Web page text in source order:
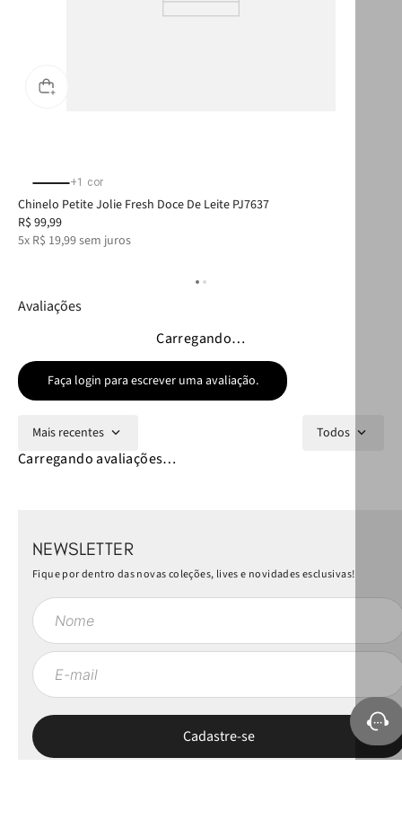
+1 cor
Chinelo Petite Jolie Fresh Doce De Leite PJ7637
R$ 99,99
5x R$ 19,99sem juros
Avaliações
Carregando…
Faça login para escrever uma avaliação.
Mais recentes Todos
Carregando avaliações…
NEWSLETTER
Fique por dentro das novas coleções, lives e novidades esclusivas!